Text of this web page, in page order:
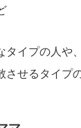
タイプの人や
させるタイプ